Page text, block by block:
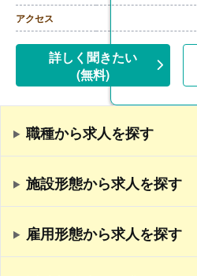
アクセス
詳しく聞きたい
(無料)
職種から求人を探す
施設形態から求人を探す
雇用形態から求人を探す